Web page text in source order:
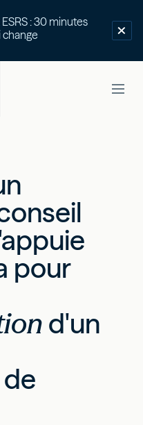
minutes
pour
d'un